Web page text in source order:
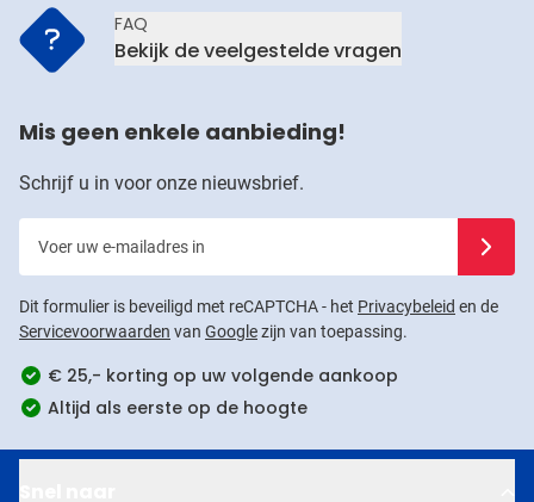
FAQ
Bekijk de veelgestelde vragen
Mis geen enkele aanbieding!
Schrijf u in voor onze nieuwsbrief.
Dit formulier is beveiligd met reCAPTCHA - het Privacybeleid en de
Servicevoorwaarden van Googlezijn van toepassing.
€ 25,- korting op uw volgende aankoop
Altijd als eerste op de hoogte